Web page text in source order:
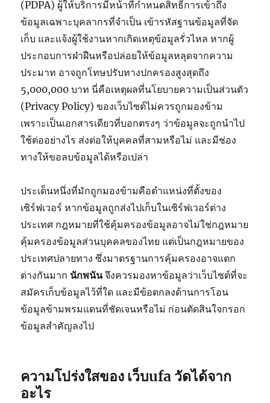
(PDPA) ผู้ให้บริการมีหน้าที่กำหนดสิทธิ์การเข้าถึง
ข้อมูลเฉพาะบุคลากรที่จำเป็น เข้ารหัสฐานข้อมูลที่จัด
เก็บ และแจ้งผู้ใช้งานหากเกิดเหตุข้อมูลรั่วไหล หากผู้
ประกอบการฝ่าฝืนหรือปล่อยให้ข้อมูลหลุดจากความ
ประมาท อาจถูกโทษปรับทางปกครองสูงสุดถึง
5,000,000 บาท นี่คือเหตุผลที่นโยบายความเป็นส่วนตัว
(Privacy Policy) ของเว็บไซต์ไม่ควรถูกมองข้าม
เพราะเป็นเอกสารเดียวที่บอกตรงๆ ว่าข้อมูลจะถูกนำไป
ใช้ต่ออย่างไร ส่งต่อให้บุคคลที่สามหรือไม่ และมีช่อง
ทางให้ขอลบข้อมูลได้หรือเปล่า
ประเด็นหนึ่งที่มักถูกมองข้ามคือตำแหน่งที่ตั้งของ
เซิร์ฟเวอร์ หากข้อมูลถูกส่งไปเก็บในเซิร์ฟเวอร์ต่าง
ประเทศ กฎหมายที่ใช้คุ้มครองข้อมูลอาจไม่ใช่กฎหมาย
คุ้มครองข้อมูลส่วนบุคคลของไทย แต่เป็นกฎหมายของ
ประเทศปลายทาง ซึ่งมาตรฐานการคุ้มครองอาจแตก
ต่างกันมาก นักพนันจึงควรมองหาข้อมูลว่าเว็บไซต์ที่จะ
สมัครเก็บข้อมูลไว้ที่ใด และมีข้อตกลงด้านการโอน
ข้อมูลข้ามพรมแดนที่ชัดเจนหรือไม่ ก่อนตัดสินใจกรอก
ข้อมูลสำคัญลงไป
ความโปร่งใสของ เว็บufa วัดได้จาก
อะไร